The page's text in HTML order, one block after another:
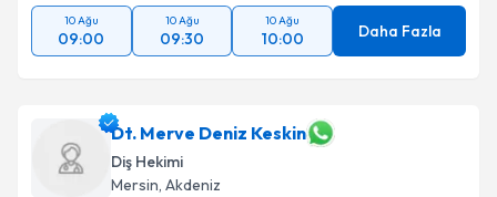
10 Ağu
09:00
10 Ağu
09:30
10 Ağu
10:00 Daha Fazla
Dt. Merve Deniz Keskin
Diş Hekimi
Mersin, Akdeniz